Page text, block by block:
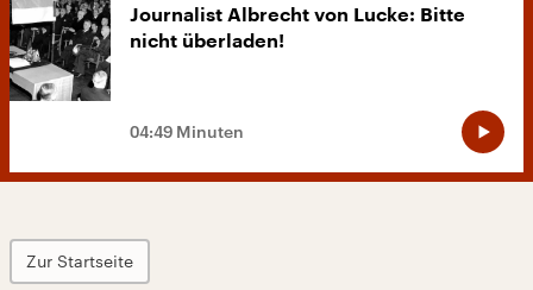
Journalist Albrecht von Lucke: Bitte
nicht überladen!
04:49 Minuten
Zur Startseite